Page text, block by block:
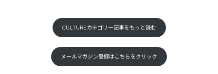
CULTUREカテゴリー記事をもっと読む
メールマガジン登録はこちらをクリック